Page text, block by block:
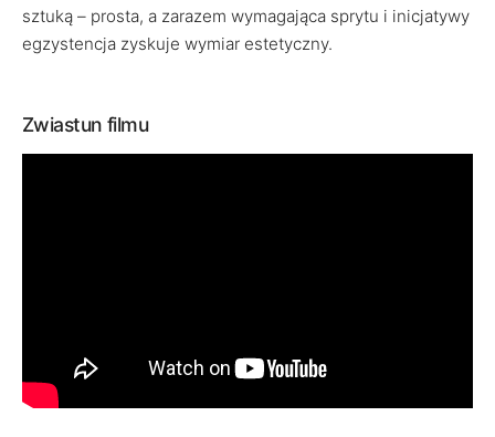
sztuką – prosta, a zarazem wymagająca sprytu i inicjatywy
egzystencja zyskuje wymiar estetyczny.
Zwiastun filmu